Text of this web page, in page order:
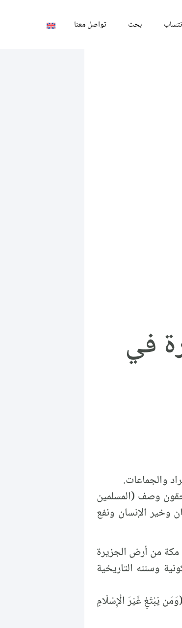
بحث تواصل معنا
في
والجماعات.
وصف (المسلمين
وخير الإنسان ونفع
مكة من أرض الجزيرة
وسننه التاريخية
يَبْتَغِ غَيْرَ الْإِسْلَامِ